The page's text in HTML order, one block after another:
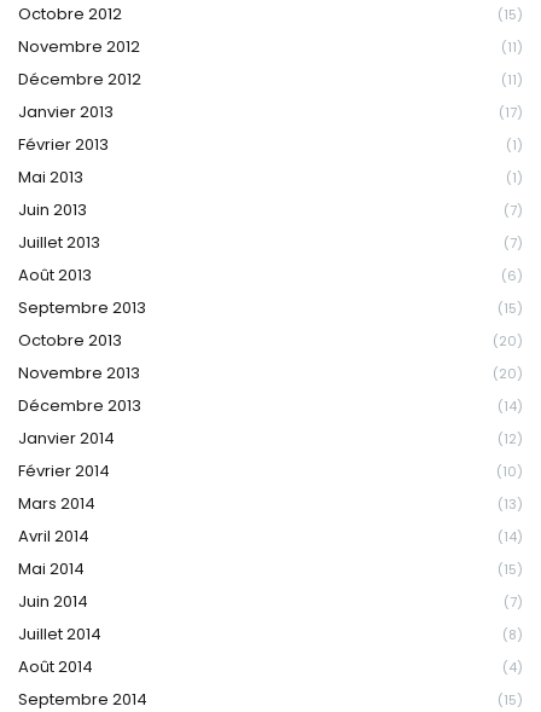
Octobre 2012 (15)
Novembre 2012 (11)
Décembre 2012 (11)
Janvier 2013 (17)
Février 2013 (1)
Mai 2013 (1)
Juin 2013 (7)
Juillet 2013 (7)
Août 2013 (6)
Septembre 2013 (15)
Octobre 2013 (20)
Novembre 2013 (20)
Décembre 2013 (14)
Janvier 2014 (12)
Février 2014 (10)
Mars 2014 (13)
Avril 2014 (14)
Mai 2014 (15)
Juin 2014 (7)
Juillet 2014 (8)
Août 2014 (4)
Septembre 2014 (15)